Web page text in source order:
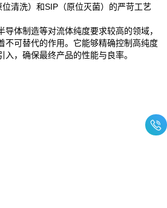
清洗）和SIP（原位灭菌）的严苛工艺
体制造等对流体纯度要求较高的领域，
不可替代的作用。它能够精确控制高纯度
，确保最终产品的性能与良率。